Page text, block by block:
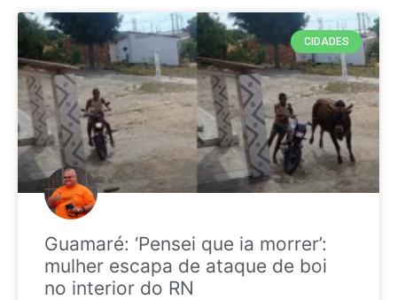
CIDADES
Guamaré: ‘Pensei que ia morrer’:
mulher escapa de ataque de boi
no interior do RN